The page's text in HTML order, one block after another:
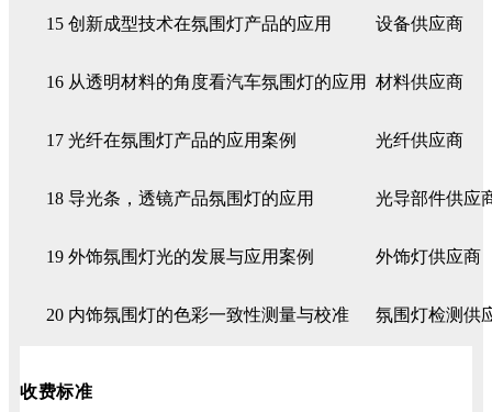
15 创新成型技术在氛围灯产品的应用 设备供应商
16 从透明材料的角度看汽车氛围灯的应用 材料供应商
17 光纤在氛围灯产品的应用案例 光纤供应商
18 导光条，透镜产品氛围灯的应用 光导部件供应
19 外饰氛围灯光的发展与应用案例 外饰灯供应商
20 内饰氛围灯的色彩一致性测量与校准 氛围灯检测供
收费标准